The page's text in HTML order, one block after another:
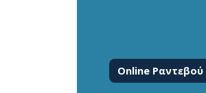
Online Ραντεβού